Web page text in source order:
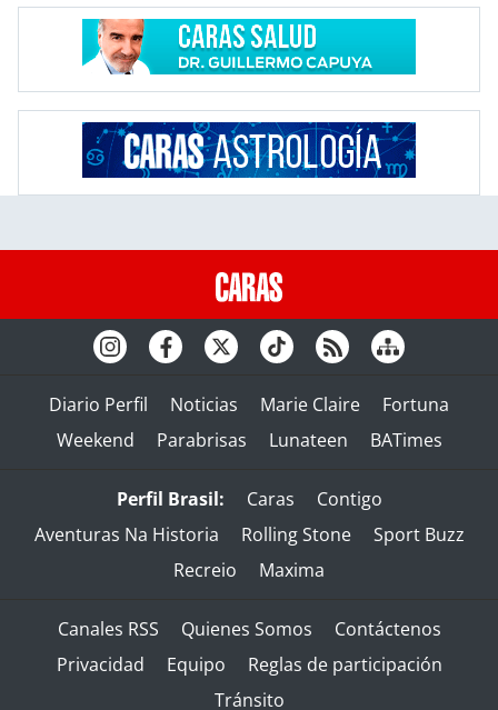
Diario Perfil Noticias Marie Claire
Fortuna
Weekend
Parabrisas Lunateen BATimes
Perfil Brasil: Caras
Contigo
Aventuras Na Historia
Rolling Stone
Sport Buzz
Recreio
Maxima
Canales RSS Quienes Somos
Contáctenos
Privacidad
Equipo
Reglas de participación
Tránsito